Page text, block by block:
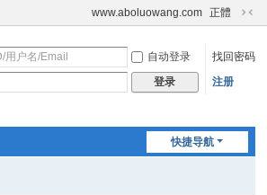
www.aboluowang.com 正體
切
到
自动登录
找回密码
登录 注册
快捷导航